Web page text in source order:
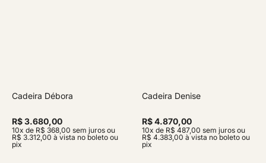
Cadeira Débora
R$ 3.680,00
10x de R$ 368,00 sem juros ou
R$ 3.312,00 à vista no boleto ou
pix
Cadeira Denise
R$ 4.870,00
10x de R$ 487,00 sem juros ou
R$ 4.383,00 à vista no boleto ou
pix